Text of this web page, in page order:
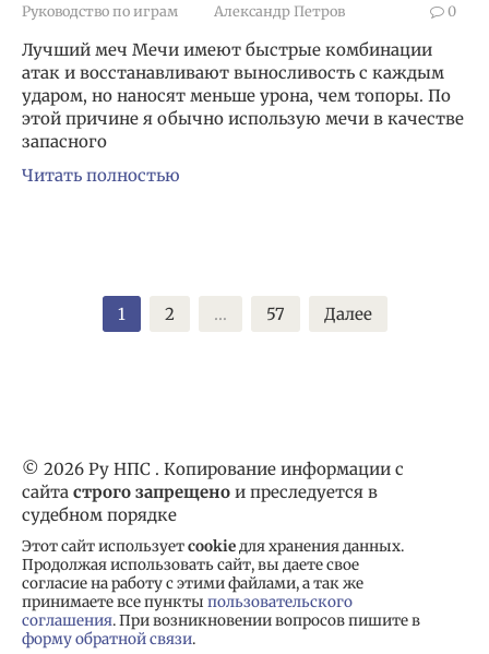
Руководство по играм Александр Петров 0
Лучший меч Мечи имеют быстрые комбинации
атак и восстанавливают выносливость с каждым
ударом, но наносят меньше урона, чем топоры. По
этой причине я обычно использую мечи в качестве
запасного
Читать полностью
1 2 … 57 Далее
© 2026 Ру НПС . Копирование информации с
сайта строго запрещено и преследуется в
судебном порядке
Этот сайт используетcookieдля хранения данных.
Продолжая использовать сайт, вы даете свое
согласие на работу с этими файлами, а так же
принимаете все пункты пользовательского
соглашения. При возникновении вопросов пишите в
форму обратной связи.